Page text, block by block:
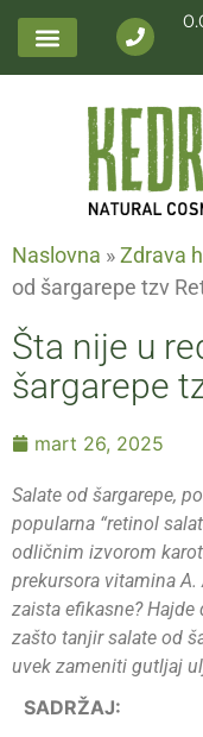
Naslovna »Zdrava
od šargarepe tzv
Šta nije u
šargarepe
mart 26, 2025
Salate od šargarepe,
popularna “retinol
odličnim izvorom
prekursora vitamina
zaista efikasne? Hajde
zašto tanjir salate od
uvek zameniti gutljaj
SADRŽAJ: